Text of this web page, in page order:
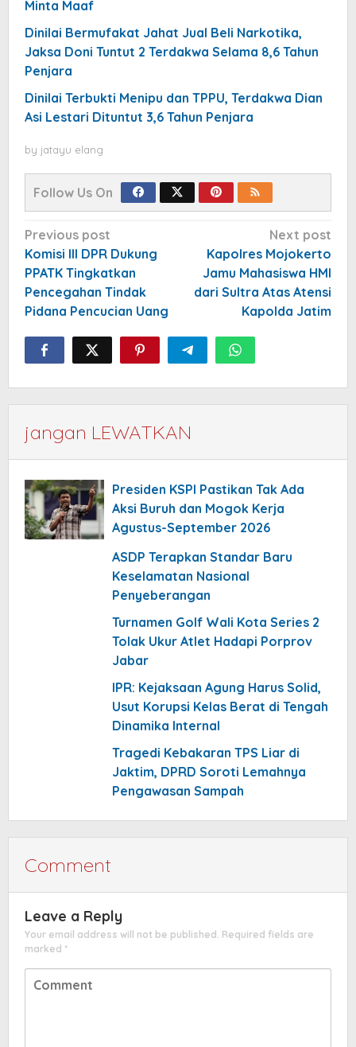
Minta Maaf
Dinilai Bermufakat Jahat Jual Beli Narkotika,
Jaksa Doni Tuntut 2 Terdakwa Selama 8,6 Tahun
Penjara
Dinilai Terbukti Menipu dan TPPU, Terdakwa Dian
Asi Lestari Dituntut 3,6 Tahun Penjara
by jatayu elang
Follow Us On
Post
navigation
Previous post
Komisi III DPR Dukung
PPATK Tingkatkan
Pencegahan Tindak
Pidana Pencucian Uang
Next post
Kapolres Mojokerto
Jamu Mahasiswa HMI
dari Sultra Atas Atensi
Kapolda Jatim
jangan LEWATKAN
Presiden KSPI Pastikan Tak Ada
Aksi Buruh dan Mogok Kerja
Agustus-September 2026
ASDP Terapkan Standar Baru
Keselamatan Nasional
Penyeberangan
Turnamen Golf Wali Kota Series 2
Tolak Ukur Atlet Hadapi Porprov
Jabar
IPR: Kejaksaan Agung Harus Solid,
Usut Korupsi Kelas Berat di Tengah
Dinamika Internal
Tragedi Kebakaran TPS Liar di
Jaktim, DPRD Soroti Lemahnya
Pengawasan Sampah
Comment
Leave a Reply
Your email address will not be published. Required fields are
marked *